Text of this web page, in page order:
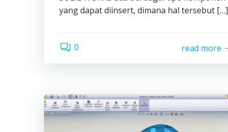
yang dapat diinsert, dimana hal tersebut […]
0 read more